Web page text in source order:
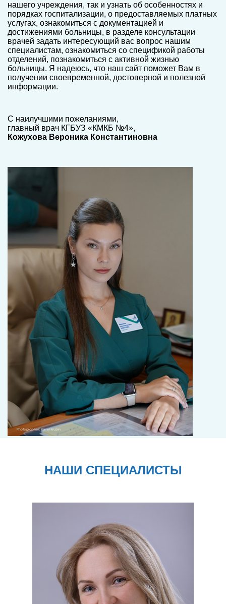
нашего учреждения, так и узнать об особенностях и
порядках госпитализации, о предоставляемых платных
услугах, ознакомиться с документацией и
достижениями больницы, в разделе консультации
врачей задать интересующий вас вопрос нашим
специалистам, ознакомиться со спецификой работы
отделений, познакомиться с активной жизнью
больницы. Я надеюсь, что наш сайт поможет Вам в
получении своевременной, достоверной и полезной
информации.
С наилучшими пожеланиями,
главный врач КГБУЗ «КМКБ №4»,
Кожухова Вероника Константиновна
НАШИ СПЕЦИАЛИСТЫ